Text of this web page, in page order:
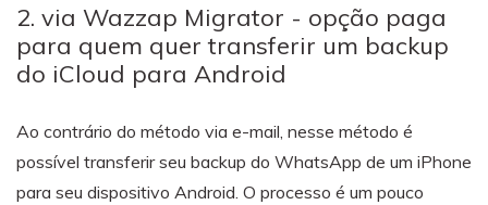
2. via Wazzap Migrator - opção paga
para quem quer transferir um backup
do iCloud para Android
Ao contrário do método via e-mail, nesse método é
possível transferir seu backup do WhatsApp de um iPhone
para seu dispositivo Android. O processo é um pouco